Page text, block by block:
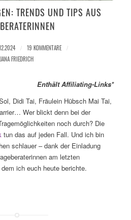
TRENDS UND TIPS AUS
/ 19 KOMMENTARE
/
JANA FRIEDRICH
Enthält Affiliating-Links*
Didi Tai, Fräulein Hübsch Mai Tai,
Wer blickt denn bei der
noch durch? Die
tun das auf jeden Fall. Und ich bin
schlauer – dank der Einladung
am letzten
ich euch heute berichte.